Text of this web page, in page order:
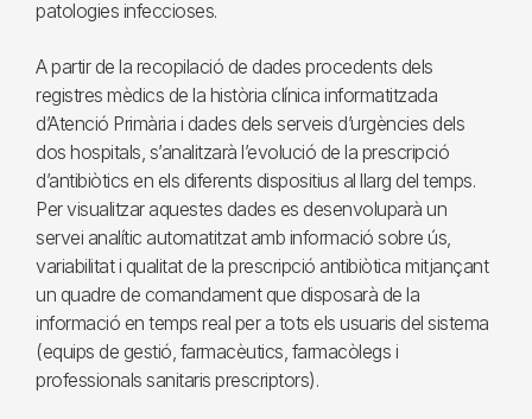
patologies infeccioses.
A partir de la recopilació de dades procedents dels
registres mèdics de la història clínica informatitzada
d’Atenció Primària i dades dels serveis d’urgències dels
dos hospitals, s’analitzarà l’evolució de la prescripció
d’antibiòtics en els diferents dispositius al llarg del temps.
Per visualitzar aquestes dades es desenvoluparà un
servei analític automatitzat amb informació sobre ús,
variabilitat i qualitat de la prescripció antibiòtica mitjançant
un quadre de comandament que disposarà de la
informació en temps real per a tots els usuaris del sistema
(equips de gestió, farmacèutics, farmacòlegs i
professionals sanitaris prescriptors).